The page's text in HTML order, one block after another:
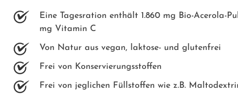
Eine Tagesration enthält 1.860 mg Bio-Acerola-
mg Vitamin C
Von Natur aus vegan, laktose- und glutenfrei
Frei von Konservierungsstoffen
Frei von jeglichen Füllstoffen wie z.B.